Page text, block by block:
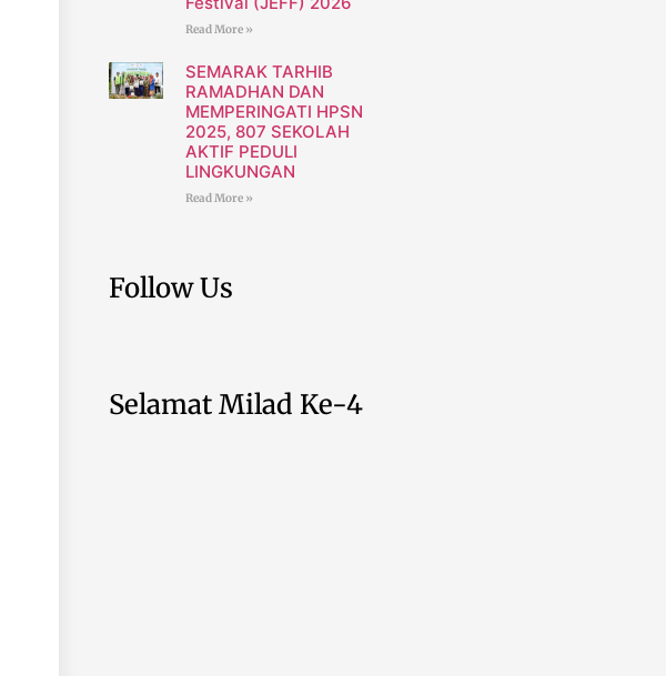
Read More »
SEMARAK TARHIB
RAMADHAN DAN
MEMPERINGATI HPSN
2025, 807 SEKOLAH
AKTIF PEDULI
LINGKUNGAN
Read More »
Follow Us
Selamat Milad Ke-4